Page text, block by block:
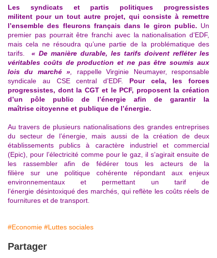
Les syndicats et partis politiques progressistes
militent pour un tout autre projet, qui consiste à remettre
l’ensemble des fleurons français dans le giron public. Un
premier pas pourrait être franchi avec la nationalisation d’EDF,
mais cela ne résoudra qu’une partie de la problématique des
tarifs. « De manière durable, les tarifs doivent refléter les
véritables coûts de production et ne pas être soumis aux
lois du marché »
rappelle Virginie Neumayer, responsable
syndicale au CSE central d’EDF. Pour cela, les forces
progressistes, dont la CGT et le PCF, proposent la création
d’un pôle public de l’énergie afin de garantir la
maîtrise citoyenne et publique de l’énergie.
Au travers de plusieurs nationalisations des grandes entreprises
du secteur de l’énergie, mais aussi de la création de deux
établissements publics à caractère industriel et commercial
(Epic), pour l’électricité comme pour le gaz, il s’agirait ensuite de
les rassembler afin de fédérer tous les acteurs de la
filière sur une politique cohérente répondant aux enjeux
environnementaux et permettant un tarif de
l’énergie désintoxiqué des marchés, qui reflète les coûts réels de
fournitures et de transport.
#Economie #Luttes sociales
Partager